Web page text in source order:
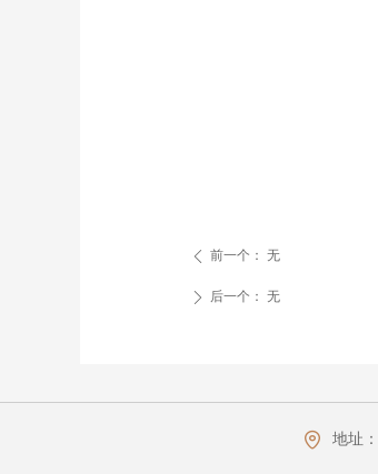
ꄴ 前一个： 无
ꄲ 后一个： 无
地址：